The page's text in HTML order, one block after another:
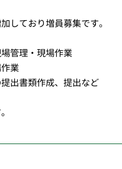
しており増員募集です。
管理・現場作業
業
出書類作成、提出など